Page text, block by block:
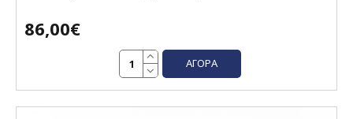
86,00€
ΑΓΟΡΆ